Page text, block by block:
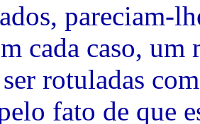
pareciam-
cada caso,
rotuladas
fato de que